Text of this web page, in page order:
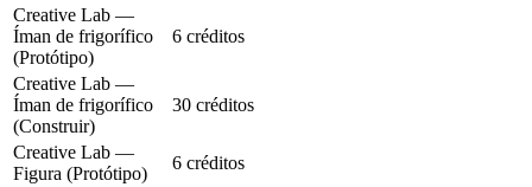
Creative Lab —
Íman de frigorífico
(Protótipo)
6 créditos
Creative Lab —
Íman de frigorífico
(Construir)
30 créditos
Creative Lab —
Figura (Protótipo)
6 créditos